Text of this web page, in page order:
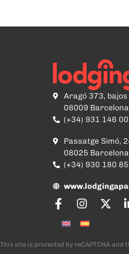
Aragó 373, bajos
08009
(+34) 931 146
Passatge Simó,
08025
(+34) 930 180
This site is protected by reCAPTCHA and